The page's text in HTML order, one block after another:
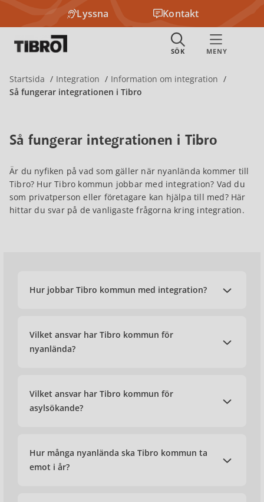
Lyssna Kontakt
Startsida Integration
Information om integration
Så fungerar integrationen i Tibro
Så fungerar integrationen i Tibro
Är du nyfiken på vad som gäller när nyanlända kommer till
Tibro? Hur Tibro kommun jobbar med integration? Vad du
som privatperson eller företagare kan hjälpa till med? Här
hittar du svar på de vanligaste frågorna kring integration.
Hur jobbar Tibro kommun med integration?
Vilket ansvar har Tibro kommun för
nyanlända?
Vilket ansvar har Tibro kommun för
asylsökande?
Hur många nyanlända ska Tibro kommun ta
emot i år?